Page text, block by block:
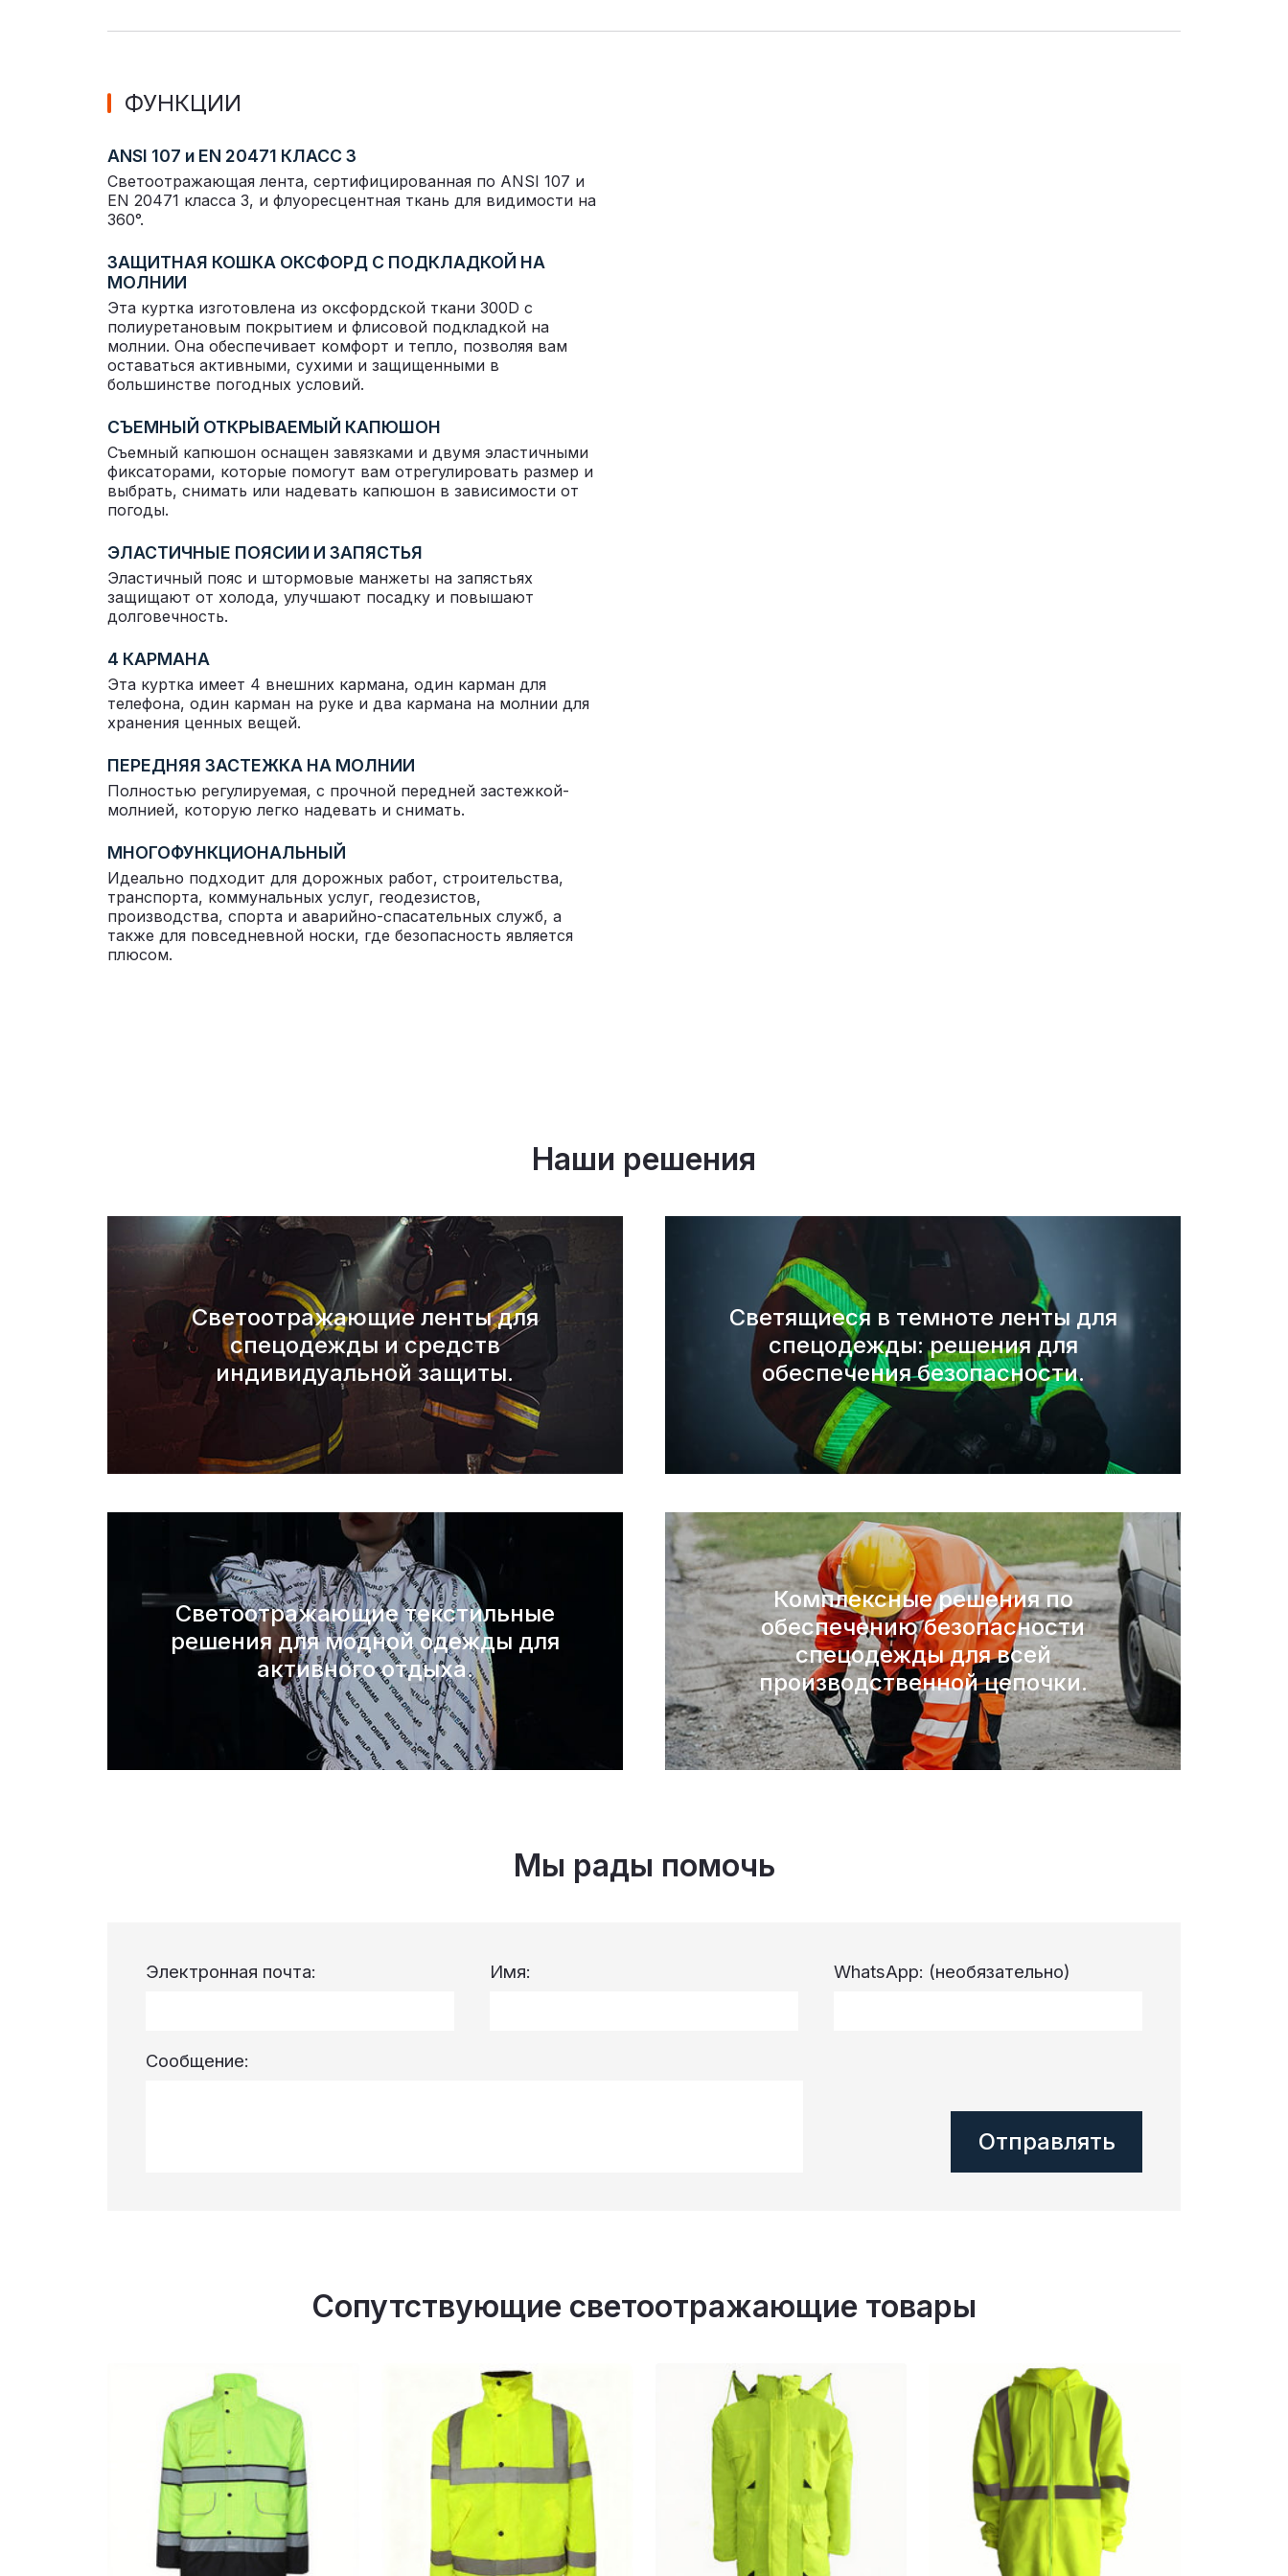
ФУНКЦИИ
ANSI 107 и EN 20471 КЛАСС 3
Светоотражающая лента, сертифицированная по ANSI 107 и
EN 20471 класса 3, и флуоресцентная ткань для видимости на
360°.
ЗАЩИТНАЯ КОШКА ОКСФОРД С ПОДКЛАДКОЙ НА
МОЛНИИ
Эта куртка изготовлена ​​из оксфордской ткани 300D с
полиуретановым покрытием и флисовой подкладкой на
молнии. Она обеспечивает комфорт и тепло, позволяя вам
оставаться активными, сухими и защищенными в
большинстве погодных условий.
СЪЕМНЫЙ ОТКРЫВАЕМЫЙ КАПЮШОН
Съемный капюшон оснащен завязками и двумя эластичными
фиксаторами, которые помогут вам отрегулировать размер и
выбрать, снимать или надевать капюшон в зависимости от
погоды.
ЭЛАСТИЧНЫЕ ПОЯСИИ И ЗАПЯСТЬЯ
Эластичный пояс и штормовые манжеты на запястьях
защищают от холода, улучшают посадку и повышают
долговечность.
4 КАРМАНА
Эта куртка имеет 4 внешних кармана, один карман для
телефона, один карман на руке и два кармана на молнии для
хранения ценных вещей.
ПЕРЕДНЯЯ ЗАСТЕЖКА НА МОЛНИИ
Полностью регулируемая, с прочной передней застежкой-
молнией, которую легко надевать и снимать.
МНОГОФУНКЦИОНАЛЬНЫЙ
Идеально подходит для дорожных работ, строительства,
транспорта, коммунальных услуг, геодезистов,
производства, спорта и аварийно-спасательных служб, а
также для повседневной носки, где безопасность является
плюсом.
Наши решения
Светоотражающие ленты для
спецодежды и средств
индивидуальной защиты.
Светящиеся в темноте ленты для
спецодежды: решения для
обеспечения безопасности.
Светоотражающие текстильные
решения для модной одежды для
активного отдыха.
Комплексные решения по
обеспечению безопасности
спецодежды для всей
производственной цепочки.
Мы рады помочь
Электронная почта: Имя: WhatsApp: (необязательно)
Сообщение:
Сопутствующие светоотражающие товары